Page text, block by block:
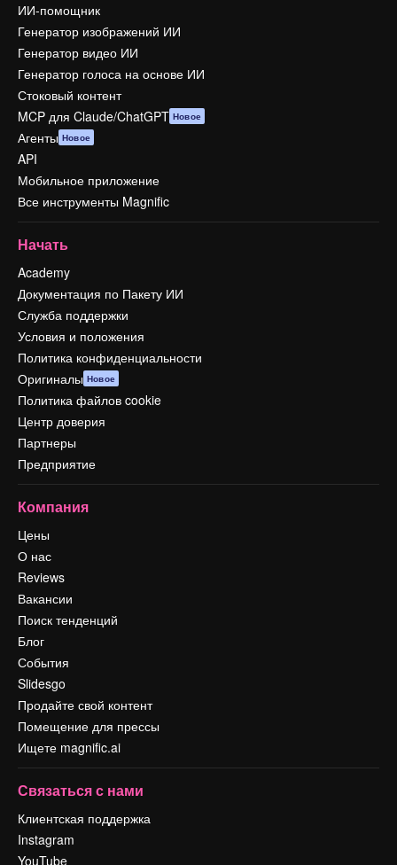
ИИ-помощник
Генератор изображений ИИ
Генератор видео ИИ
Генератор голоса на основе ИИ
Стоковый контент
MCP для Claude/ChatGPT Новое
Агенты Новое
API
Мобильное приложение
Все инструменты Magnific
Начать
Academy
Документация по Пакету ИИ
Служба поддержки
Условия и положения
Политика конфиденциальности
Оригиналы Новое
Политика файлов cookie
Центр доверия
Партнеры
Предприятие
Компания
Цены
О нас
Reviews
Вакансии
Поиск тенденций
Блог
События
Slidesgo
Продайте свой контент
Помещение для прессы
Ищете magnific.ai
Связаться с нами
Клиентская поддержка
Instagram
YouTube